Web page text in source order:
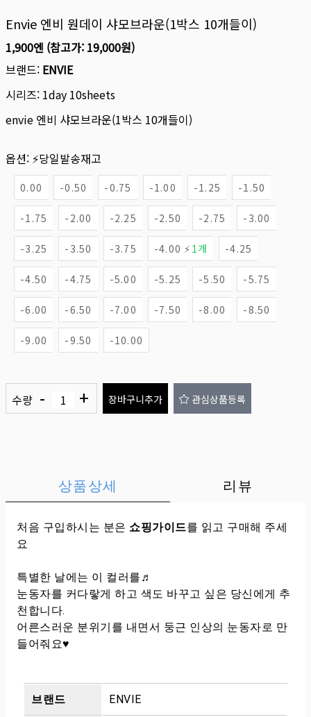
Envie 엔비 원데이 샤모브라운(1박스 10개들이)
1,900엔 (참고가: 19,000원)
브랜드: ENVIE
시리즈: 1day 10sheets
envie 엔비 샤모브라운(1박스 10개들이)
옵션: ⚡당일발송재고
0.00 -0.50 -0.75 -1.00 -1.25 -1.50
-1.75 -2.00 -2.25 -2.50 -2.75 -3.00
-3.25 -3.50 -3.75 -4.00 ⚡ 1개 -4.25
-4.50 -4.75 -5.00 -5.25 -5.50 -5.75
-6.00 -6.50 -7.00 -7.50 -8.00 -8.50
-9.00 -9.50 -10.00
수량 - + 장바구니추가 관심상품등록
상품상세 리뷰
처음 구입하시는 분은 쇼핑가이드를 읽고 구매해 주세
요
특별한 날에는 이 컬러를♬
눈동자를 커다랗게 하고 색도 바꾸고 싶은 당신에게 추
천합니다.
어른스러운 분위기를 내면서 둥근 인상의 눈동자로 만
들어줘요♥
브랜드 ENVIE